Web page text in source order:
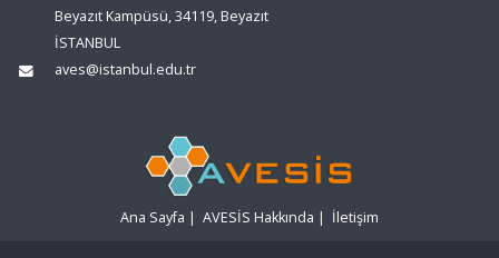
Beyazıt Kampüsü, 34119, Beyazıt
İSTANBUL
aves@istanbul.edu.tr
Ana Sayfa | AVESİS Hakkında | İletişim